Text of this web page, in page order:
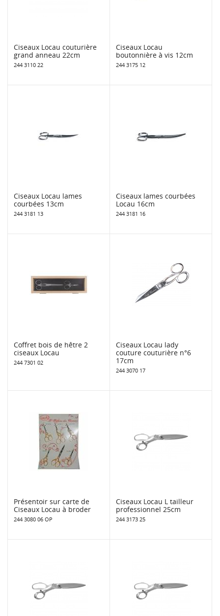
Ciseaux Locau couturière
grand anneau 22cm
244 3110 22
Ciseaux Locau
boutonnière à vis 12cm
244 3175 12
Ciseaux Locau lames
courbées 13cm
244 3181 13
Ciseaux lames courbées
Locau 16cm
244 3181 16
Coffret bois de hêtre 2
ciseaux Locau
244 7301 02
Ciseaux Locau lady
couture couturière n°6
17cm
244 3070 17
Présentoir sur carte de
Ciseaux Locau à broder
244 3080 06 OP
Ciseaux Locau L tailleur
professionnel 25cm
244 3173 25